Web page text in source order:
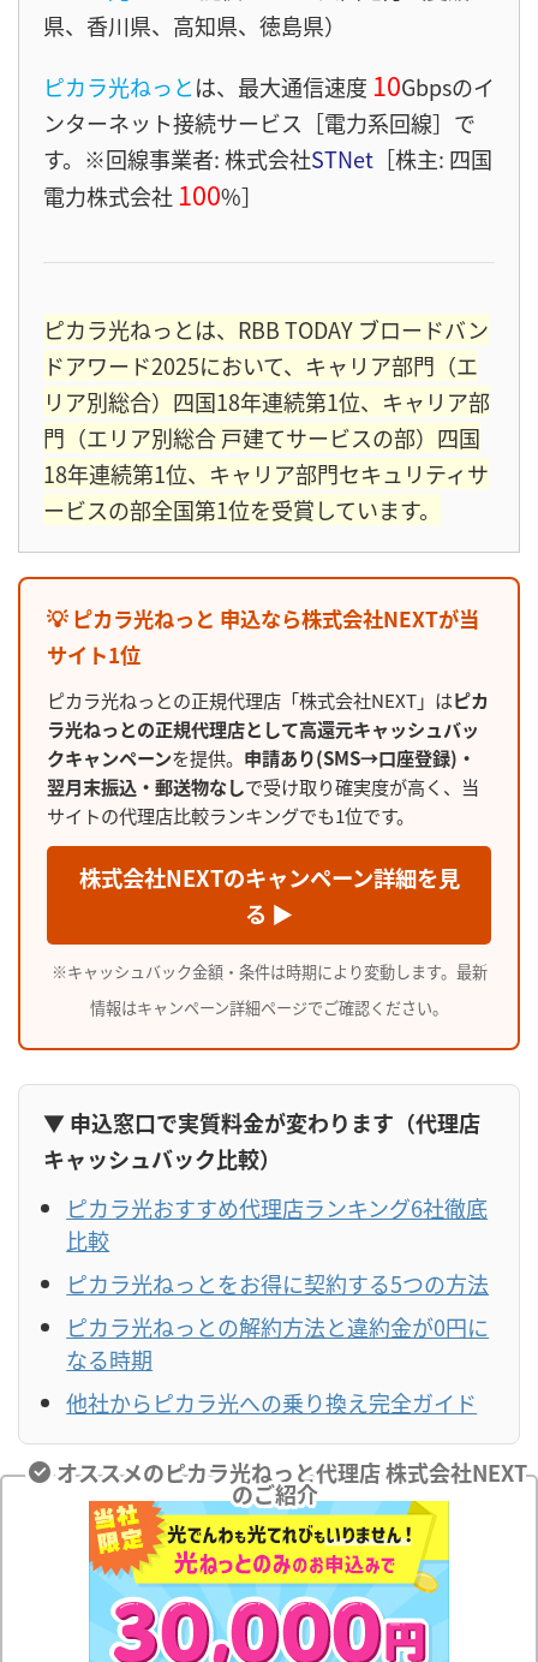
県、香川県、高知県、徳島県）
ピカラ光ねっとは、最大通信速度 10Gbpsのイ
ンターネット接続サービス［電力系回線］ で
す。※回線事業者: 株式会社STNet ［株主: 四国
電力株式会社 100%］
ピカラ光ねっとは、RBB TODAY ブロードバン
ドアワード2025において、キャリア部門（エ
リア別総合）四国18年連続第1位、キャリア部
門（エリア別総合 戸建てサービスの部）四国
18年連続第1位、キャリア部門セキュリティサ
ービスの部全国第1位を受賞しています。
💡 ピカラ光ねっと 申込なら株式会社NEXTが当
サイト1位
ピカラ光ねっとの正規代理店「株式会社NEXT」はピカ
ラ光ねっとの正規代理店として高還元キャッシュバッ
クキャンペーンを提供。 申請あり(SMS→口座登録)・
翌月末振込・郵送物なしで受け取り確実度が高く、当
サイトの代理店比較ランキングでも1位です。
株式会社NEXTのキャンペーン詳細を見
る ▶
※キャッシュバック金額・条件は時期により変動します。最新
情報はキャンペーン詳細ページでご確認ください。
▼ 申込窓口で実質料金が変わります（代理店
キャッシュバック比較）
ピカラ光おすすめ代理店ランキング6社徹底
比較
ピカラ光ねっとをお得に契約する5つの方法
ピカラ光ねっとの解約方法と違約金が0円に
なる時期
他社からピカラ光への乗り換え完全ガイド
オススメのピカラ光ねっと代理店 株式会社NEXT
のご紹介